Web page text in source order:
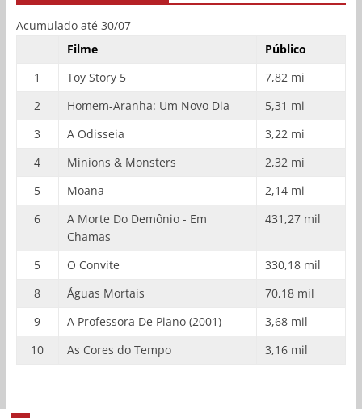
Acumulado até 30/07
Filme
Público
1
Toy Story 5
7,82 mi
2
Homem-Aranha: Um Novo Dia
5,31 mi
3
A Odisseia
3,22 mi
4
Minions & Monsters
2,32 mi
5
Moana
2,14 mi
6
A Morte Do Demônio - Em
Chamas
431,27 mil
5 O Convite
330,18 mil
8
Águas Mortais
70,18 mil
9
A Professora De Piano (2001)
3,68 mil
10
As Cores do Tempo 3,16 mil